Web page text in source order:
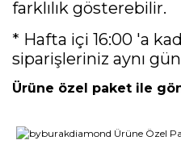
farklılık gösterebilir.
* Hafta içi 16:00 'a
siparişleriniz aynı
Ürüne özel paket ile